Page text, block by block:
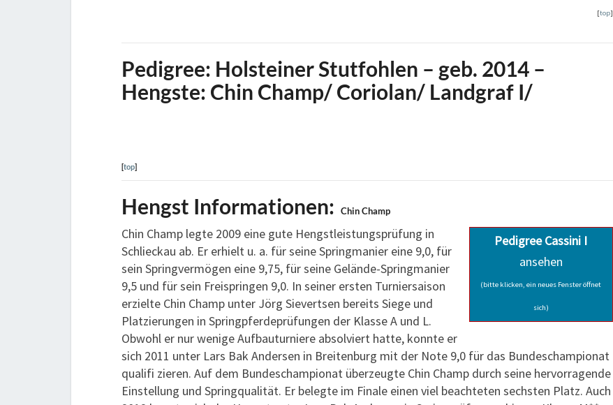
[top]
Pedigree: Holsteiner Stutfohlen – geb. 2014 –
Hengste: Chin Champ/ Coriolan/ Landgraf I/
[top]
Hengst Informationen: Chin Champ
Pedigree Cassini I
ansehen
(bitte klicken, ein neues Fenster öffnet
sich)
Chin Champ legte 2009 eine gute Hengstleistungsprüfung in
Schlieckau ab. Er erhielt u. a. für seine Springmanier eine 9,0, für
sein Springvermögen eine 9,75, für seine Gelände-Springmanier
9,5 und für sein Freispringen 9,0. In seiner ersten Turniersaison
erzielte Chin Champ unter Jörg Sievertsen bereits Siege und
Platzierungen in Springpferdeprüfungen der Klasse A und L.
Obwohl er nur wenige Aufbauturniere absolviert hatte, konnte er
sich 2011 unter Lars Bak Andersen in Breitenburg mit der Note 9,0 für das Bundeschampionat
qualifi zieren. Auf dem Bundeschampionat überzeugte Chin Champ durch seine hervorragende
Einstellung und Springqualität. Er belegte im Finale einen viel beachteten sechsten Platz. Auch